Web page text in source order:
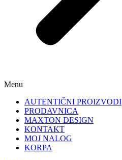
Menu
AUTENTIČNI PROIZVODI
PRODAVNICA
MAXTON DESIGN
KONTAKT
MOJ NALOG
KORPA